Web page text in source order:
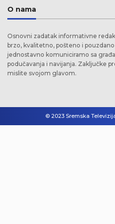
O nama
Osnovni zadatak informativne
brzo, kvalitetno, pošteno i
jednostavno komuniciramo sa
podučavanja i navijanja. Zaključke
mislite svojom glavom.
© 2023 Sremska